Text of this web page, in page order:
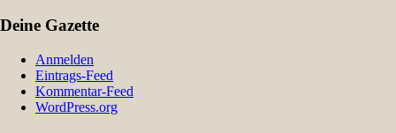
Deine Gazette
Anmelden
Eintrags-Feed
Kommentar-Feed
WordPress.org